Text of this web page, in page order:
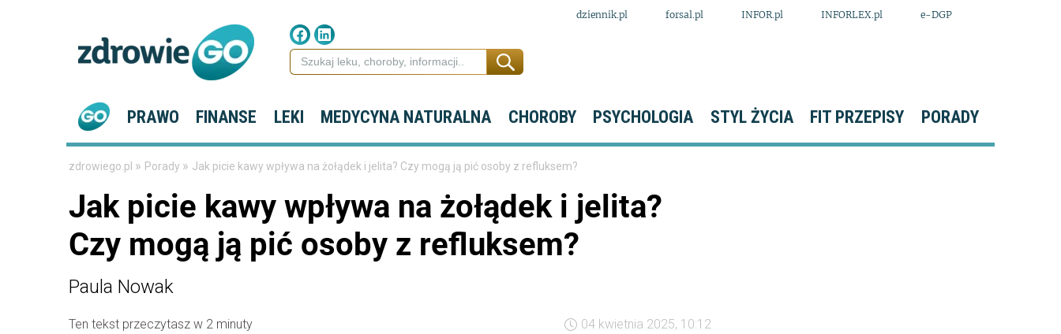
dziennik.pl forsal.pl INFOR.pl INFORLEX.pl e-DGP
PRAWO FINANSE LEKI MEDYCYNA NATURALNA CHOROBY PSYCHOLOGIA STYL ŻYCIA FIT PRZEPISY PORADY
zdrowiego.pl » Porady » Jak picie kawy wpływa na żołądek i jelita? Czy mogą ją pić osoby z refluksem?
Jak picie kawy wpływa na żołądek i jelita?
Czy mogą ją pić osoby z refluksem?
Paula Nowak
Ten tekst przeczytasz w 2 minuty 04 kwietnia 2025, 10:12